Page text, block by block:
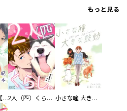
もっと見る
化けねこ招き【描きおろし付合冊版】 2人（匹）くらし。 小さな瞳 大きな鼓動